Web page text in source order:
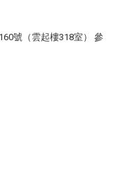
號（雲起樓318室） 參